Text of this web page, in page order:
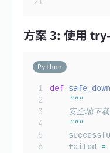
方案 3: 使用
Python
def
"""
安全地下
"""
    failed
=